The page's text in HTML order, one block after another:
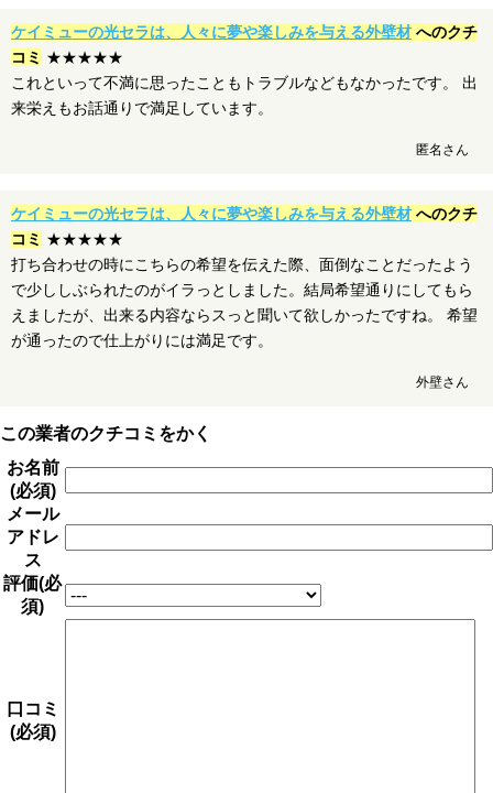
ケイミューの光セラは、人々に夢や楽しみを与える外壁材 へのクチ
コミ ★★★★★
これといって不満に思ったこともトラブルなどもなかったです。 出
来栄えもお話通りで満足しています。
匿名さん
ケイミューの光セラは、人々に夢や楽しみを与える外壁材 へのクチ
コミ ★★★★★
打ち合わせの時にこちらの希望を伝えた際、面倒なことだったよう
で少ししぶられたのがイラっとしました。結局希望通りにしてもら
えましたが、出来る内容ならスっと聞いて欲しかったですね。 希望
が通ったので仕上がりには満足です。
外壁さん
この業者のクチコミをかく
お名前
(必須)
メール
アドレ
ス
評価(必
須)
口コミ
(必須)